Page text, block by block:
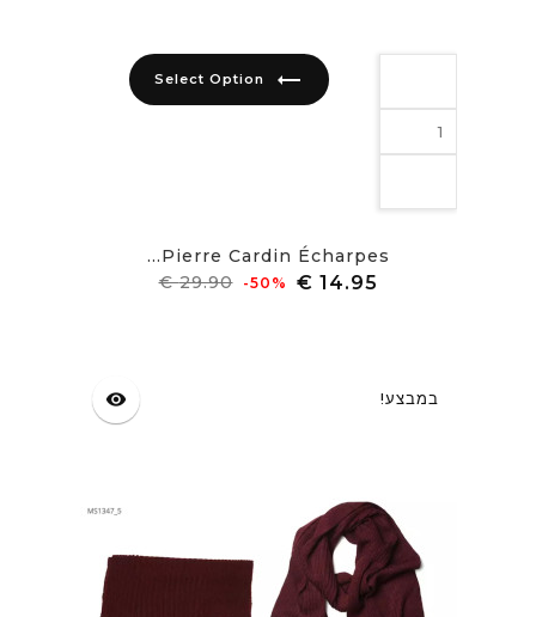
trending_flat
Pierre Cardin Écharpes...
מחיר
‎-50%
‏29.90 € מחיר
במבצע! visibility